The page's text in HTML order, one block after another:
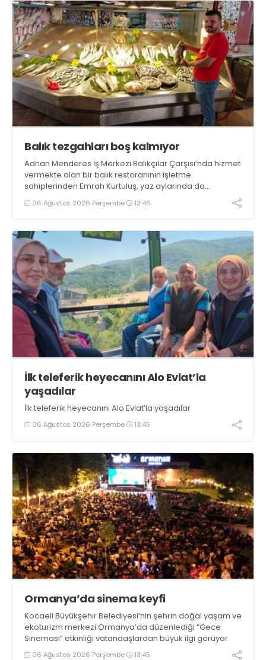
Balık tezgahları boş kalmıyor
Adnan Menderes İş Merkezi Balıkçılar Çarşısı’nda hizmet
vermekte olan bir balık restoranının işletme
sahiplerinden Emrah Kurtuluş, yaz aylarında da
tezgahlarda taze balık bulunduğunu ifade ederek “Yıl
boyunca tezgahlarda taze balık bulmak mümkün
06 Ağustos 2026 Perşembe 13:46
İlk teleferik heyecanını Alo Evlat’la
yaşadılar
İlk teleferik heyecanını Alo Evlat’la yaşadılar
06 Ağustos 2026 Perşembe 13:45
Ormanya’da sinema keyfi
Kocaeli Büyükşehir Belediyesi’nin şehrin doğal yaşam ve
ekoturizm merkezi Ormanya’da düzenlediği “Gece
Sineması” etkinliği vatandaşlardan büyük ilgi görüyor
06 Ağustos 2026 Perşembe 13:45